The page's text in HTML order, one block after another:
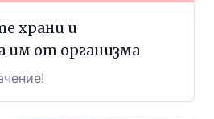
храни и
им от организма